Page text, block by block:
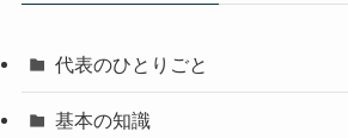
代表のひとりごと
基本の知識